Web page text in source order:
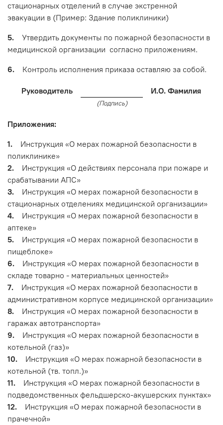
стационарных отделений в случае экстренной
эвакуации в (Пример: Здание поликлиники)
5. Утвердить документы по пожарной безопасности в
медицинской организации согласно приложениям.
6. Контроль исполнения приказа оставляю за собой.
Руководитель И.О. Фамилия
(Подпись)
Приложения:
1. Инструкция «О мерах пожарной безопасности в
поликлинике»
2. Инструкция «О действиях персонала при пожаре и
срабатывании АПС»
3. Инструкция «О мерах пожарной безопасности в
стационарных отделениях медицинской организации»
4. Инструкция «О мерах пожарной безопасности в
аптеке»
5. Инструкция «О мерах пожарной безопасности в
пищеблоке»
6. Инструкция «О мерах пожарной безопасности в
складе товарно - материальных ценностей»
7. Инструкция «О мерах пожарной безопасности в
административном корпусе медицинской организации»
8. Инструкция «О мерах пожарной безопасности в
гаражах автотранспорта»
9. Инструкция «О мерах пожарной безопасности в
котельной (газ)»
10. Инструкция «О мерах пожарной безопасности в
котельной (тв. топл.)»
11. Инструкция «О мерах пожарной безопасности в
подведомственных фельдшерско-акушерских пунктах»
12. Инструкция «О мерах пожарной безопасности в
прачечной»